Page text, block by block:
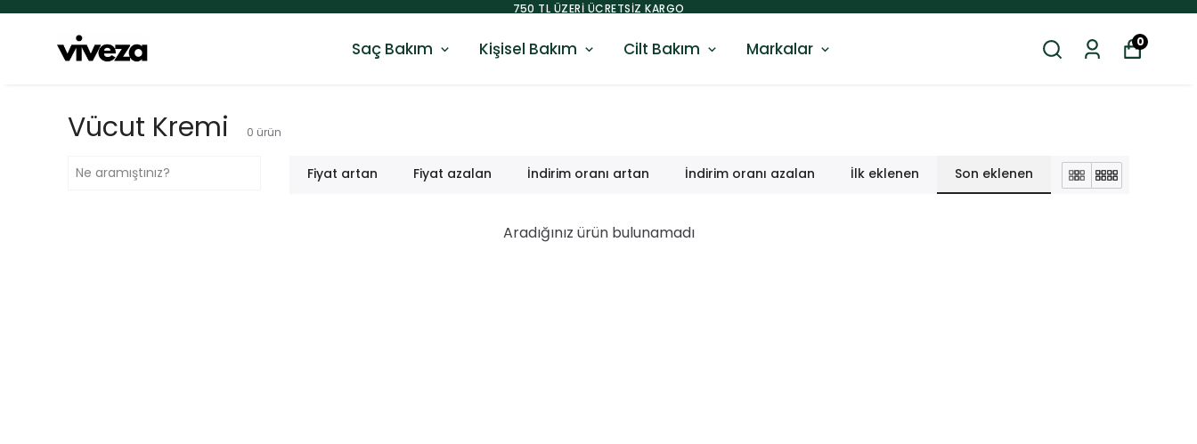
750 TL ÜZERI ÜCRETSIZ KARGO
Saç Bakım Kişisel Bakım Cilt Bakım Markalar 0
Vücut Kremi 0 ürün
Fiyat artan Fiyat azalan İndirim oranı artan İndirim oranı azalan İlk eklenen Son eklenen
Aradığınız ürün bulunamadı